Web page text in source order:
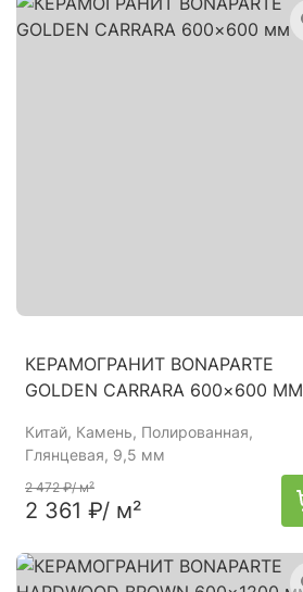
КЕРАМОГРАНИТ BONAPARTE
GOLDEN CARRARA 600×600 ММ
Китай, Камень, Полированная,
Глянцевая, 9,5 мм
2 472 ₽/ м²
2 361 ₽/ м²